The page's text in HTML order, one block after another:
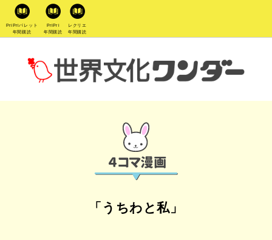
PriPriパレット
年間購読
PriPri
年間購読
レクリエ
年間購読
「うちわと私」